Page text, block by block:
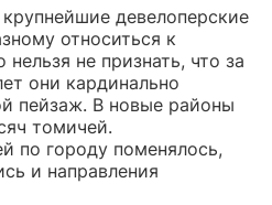
девелоперские
относиться к
не признать, что за
они кардинально
пейзаж. В новые районы
томичей.
по городу поменялось,
и направления